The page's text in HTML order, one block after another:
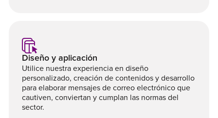
Diseño y aplicación
Utilice nuestra experiencia en diseño
personalizado, creación de contenidos y desarrollo
para elaborar mensajes de correo electrónico que
cautiven, conviertan y cumplan las normas del
sector.